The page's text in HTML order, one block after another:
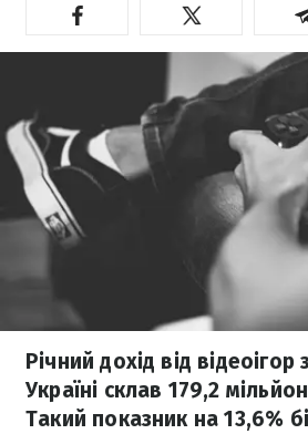
Річний дохід від відеоігор
Україні склав 179,2
Такий показник на 13,6%